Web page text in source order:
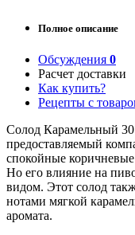
Полное описание
Обсуждения 0
Расчет доставки
Как купить?
Рецепты с
Солод Карамельный
предоставляемый
спокойные
Но его влияние на
видом. Этот солод
нотами мягкой
аромата.